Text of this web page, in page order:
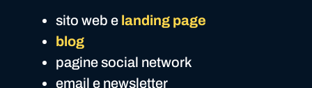
sito web e landing page
blog
pagine social network
email e newsletter